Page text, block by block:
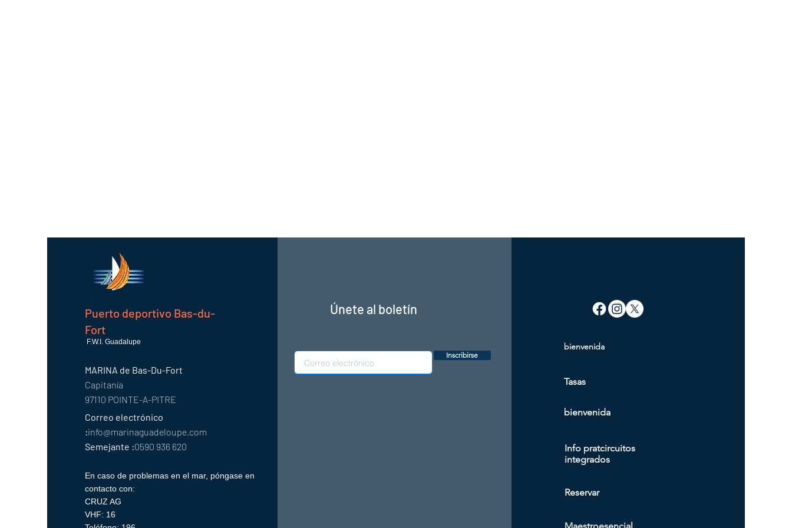
Puerto deportivo Bas-du-
Fort
F.W.I. Guadalupe
MARINA de Bas-Du-Fort
Capitanía
97110 POINTE-A-PITRE
Correo electrónico
:info@marinaguadeloupe.com
Semejante :0590 936 620
En caso de problemas en el mar, póngase en
contacto con:
CRUZ AG
VHF: 16
Únete al boletín
Inscribirse
bienvenida
Tasas
bienvenida
Info pratcircuitos
integrados
Reservar